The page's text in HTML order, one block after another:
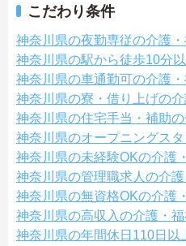
こだわり条件
神奈川県の夜勤専従の介護・
神奈川県の駅から徒歩10分
神奈川県の車通勤可の介護・
神奈川県の寮・借り上げの
神奈川県の住宅手当・補助
神奈川県のオープニングス
神奈川県の未経験OKの介護
神奈川県の管理職求人の介護
神奈川県の無資格OKの介護
神奈川県の高収入の介護・福
神奈川県の年間休日110日以